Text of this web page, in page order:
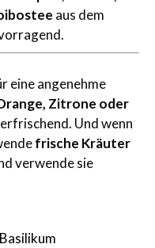
aus dem
eine angenehme
Zitrone oder
Und wenn
frische Kräuter
verwende sie